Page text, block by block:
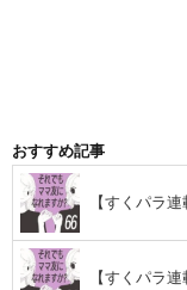
おすすめ記事
【すくパラ
【すくパラ